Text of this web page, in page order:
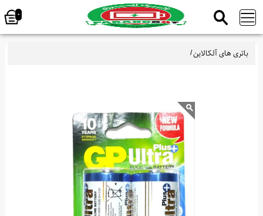
0
باتری های آلکالاین/